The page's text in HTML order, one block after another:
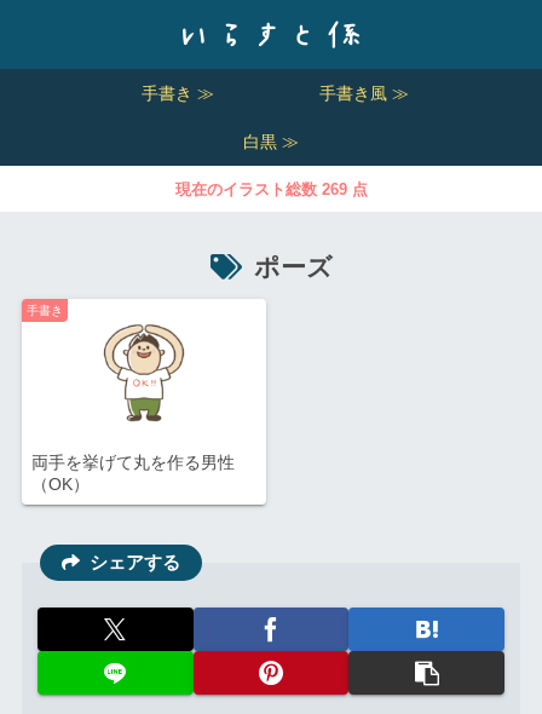
手書き ≫ 手書き風 ≫
白黒 ≫
現在のイラスト総数 269 点
ポーズ
手書き
両手を挙げて丸を作る男性
（OK）
シェアする